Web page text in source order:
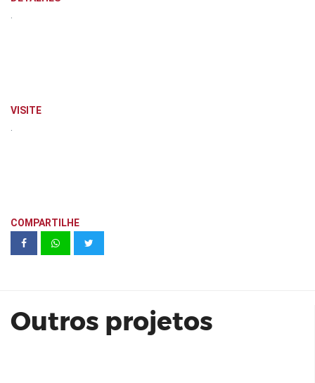
VISITE
COMPARTILHE
Outros projetos
BCS Construtora e Incorporadora |